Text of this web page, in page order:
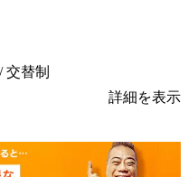
交替制
詳細を表示